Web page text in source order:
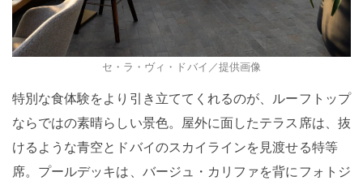
セ・ラ・ヴィ・ドバイ／提供画像
特別な食体験をより引き立ててくれるのが、ルーフトップ
ならではの素晴らしい景色。屋外に面したテラス席は、抜
けるような青空とドバイのスカイラインを見渡せる特等
席。プールデッキは、バージュ・カリファを背にフォトジ